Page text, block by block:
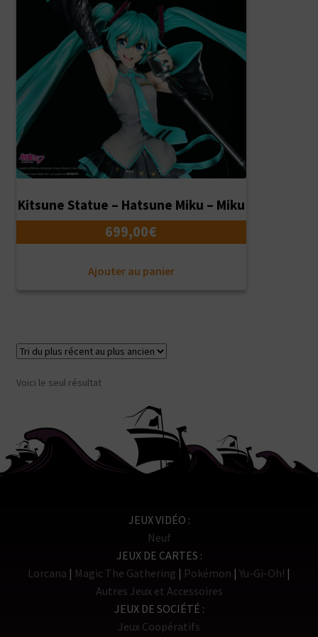
Kitsune Statue – Hatsune Miku – Miku
699,00€
Ajouter au panier
Voici le seul résultat
JEUX VIDÉO
Neuf
JEUX DE CARTES
Lorcana
Magic The Gathering Pokémon Yu-Gi-Oh!
Autres Jeux et Accessoires
JEUX DE SOCIÉTÉ
Jeux Coopératifs